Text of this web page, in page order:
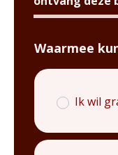
/Waarmee
Ik wil